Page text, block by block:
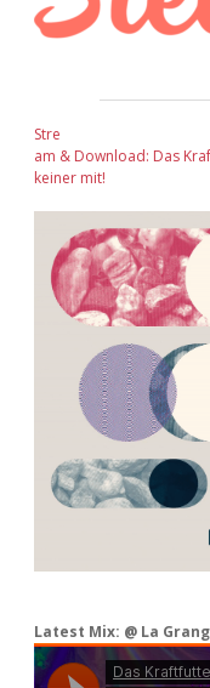
Stre
am & Download: Das
keiner mit!
Latest Mix: @ La